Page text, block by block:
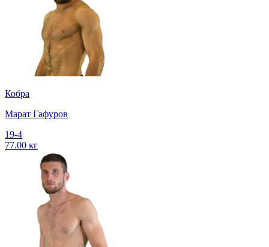
Кобра
Марат Гафуров
19-4
77.00 кг